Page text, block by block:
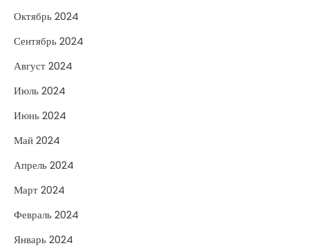
Октябрь 2024
Сентябрь 2024
Август 2024
Июль 2024
Июнь 2024
Май 2024
Апрель 2024
Март 2024
Февраль 2024
Январь 2024